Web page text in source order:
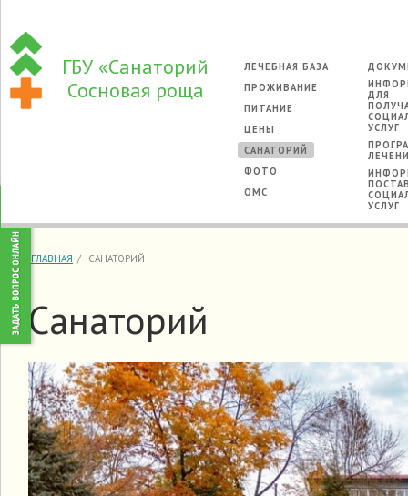
ЛЕЧЕБНАЯ БАЗА
ПРОЖИВАНИЕ
ПИТАНИЕ
ЦЕНЫ
САНАТОРИЙ
ФОТО
ОМС
ДЛЯ
УСЛУГ
УСЛУГ
ГБУ «Санаторий
Сосновая роща
ГЛАВНАЯ САНАТОРИЙ
Санаторий